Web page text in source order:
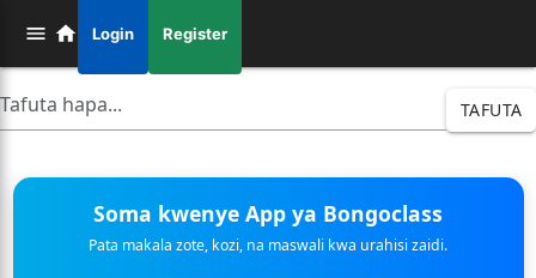
Login Register
TAFUTA
Soma kwenye App ya Bongoclass
Pata makala zote, kozi, na maswali kwa urahisi zaidi.